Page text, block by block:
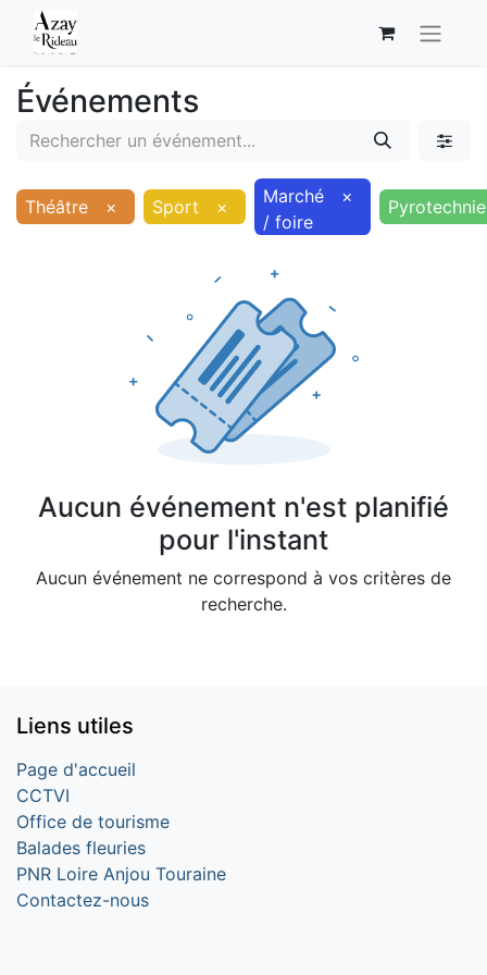
Événements
Théâtre × Sport ×
Marché
/ foire
× Pyrotechnie
Aucun événement n'est planifié
pour l'instant
Aucun événement ne correspond à vos critères de
recherche.
Liens utiles
Page d'accueil
CCTVI
Office de tourisme
Balades fleuries
PNR Loire Anjou Touraine
Contactez-nous